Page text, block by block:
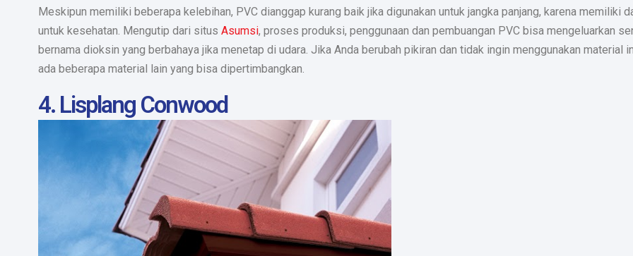
Meskipun memiliki beberapa kelebihan, PVC dianggap kurang baik jika digunakan untuk jangka panjang, karena memiliki
untuk kesehatan. Mengutip dari situs Asumsi, proses produksi, penggunaan dan pembuangan PVC bisa mengeluarkan
bernama dioksin yang berbahaya jika menetap di udara. Jika Anda berubah pikiran dan tidak ingin menggunakan material
ada beberapa material lain yang bisa dipertimbangkan.
4. Lisplang Conwood